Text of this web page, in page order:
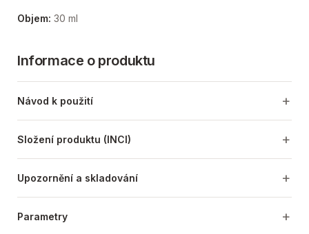
Objem: 30 ml
Informace o produktu
Návod k použití
Složení produktu (INCI)
Upozornění a skladování
Parametry